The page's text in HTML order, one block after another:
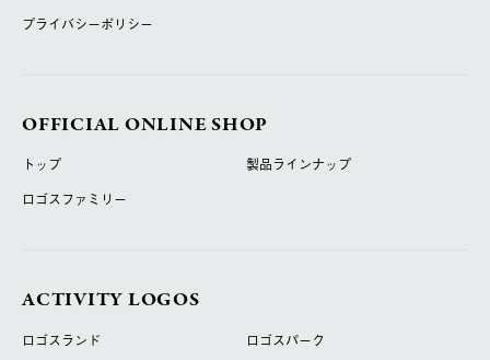
プライバシーポリシー
OFFICIAL ONLINE SHOP
トップ
製品ラインナップ
ロゴスファミリー
ACTIVITY LOGOS
ロゴスランド
ロゴスパーク